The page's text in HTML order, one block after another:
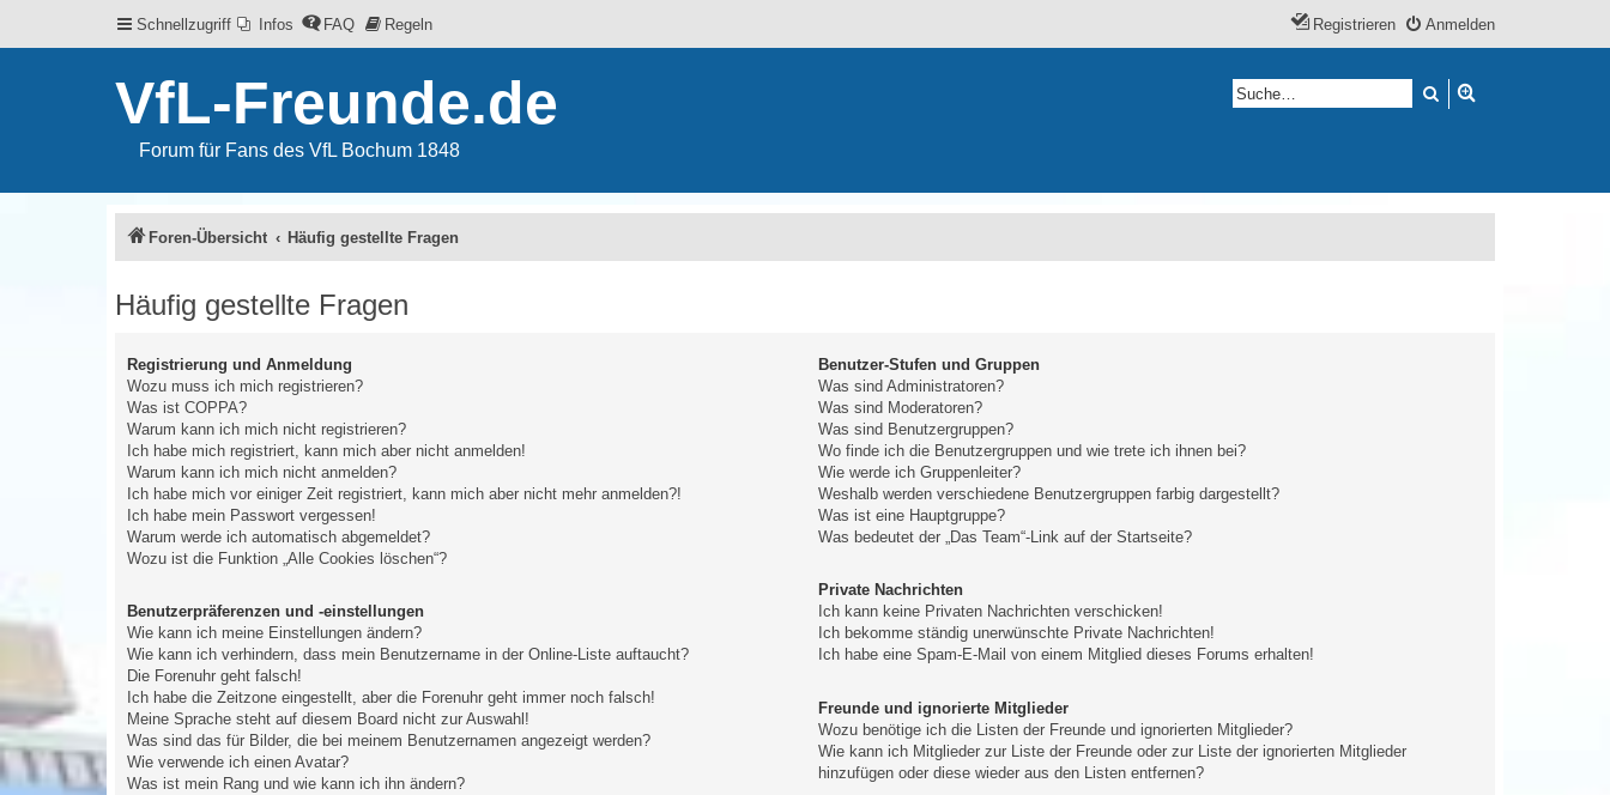
Schnellzugriff Infos FAQ Regeln Anmelden
Registrieren
VfL-Freunde.de
Forum für Fans des VfL Bochum 1848
Suche
Foren-Übersicht Häufig gestellte Fragen
Häufig gestellte Fragen
Registrierung und Anmeldung
Wozu muss ich mich registrieren?
Was ist COPPA?
Warum kann ich mich nicht registrieren?
Ich habe mich registriert, kann mich aber nicht anmelden!
Warum kann ich mich nicht anmelden?
Ich habe mich vor einiger Zeit registriert, kann mich aber nicht mehr anmelden?!
Ich habe mein Passwort vergessen!
Warum werde ich automatisch abgemeldet?
Wozu ist die Funktion „Alle Cookies löschen“?
Benutzerpräferenzen und -einstellungen
Wie kann ich meine Einstellungen ändern?
Wie kann ich verhindern, dass mein Benutzername in der Online-Liste auftaucht?
Die Forenuhr geht falsch!
Ich habe die Zeitzone eingestellt, aber die Forenuhr geht immer noch falsch!
Meine Sprache steht auf diesem Board nicht zur Auswahl!
Was sind das für Bilder, die bei meinem Benutzernamen angezeigt werden?
Wie verwende ich einen Avatar?
Was ist mein Rang und wie kann ich ihn ändern?
Benutzer-Stufen und Gruppen
Was sind Administratoren?
Was sind Moderatoren?
Was sind Benutzergruppen?
Wo finde ich die Benutzergruppen und wie trete ich ihnen bei?
Wie werde ich Gruppenleiter?
Weshalb werden verschiedene Benutzergruppen farbig dargestellt?
Was ist eine Hauptgruppe?
Was bedeutet der „Das Team“-Link auf der Startseite?
Private Nachrichten
Ich kann keine Privaten Nachrichten verschicken!
Ich bekomme ständig unerwünschte Private Nachrichten!
Ich habe eine Spam-E-Mail von einem Mitglied dieses Forums erhalten!
Freunde und ignorierte Mitglieder
Wozu benötige ich die Listen der Freunde und ignorierten Mitglieder?
Wie kann ich Mitglieder zur Liste der Freunde oder zur Liste der ignorierten Mitglieder
hinzufügen oder diese wieder aus den Listen entfernen?